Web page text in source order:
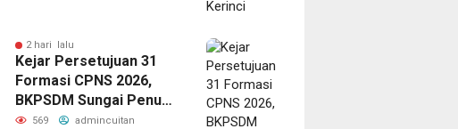
2 hari lalu
Kejar Persetujuan 31
Formasi CPNS 2026,
BKPSDM Sungai Penuh
Datangi KemenPAN-RB
569 admincuitan